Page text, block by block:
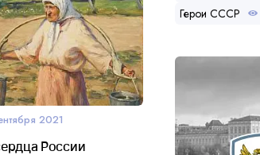
2021
России
Герои СССР